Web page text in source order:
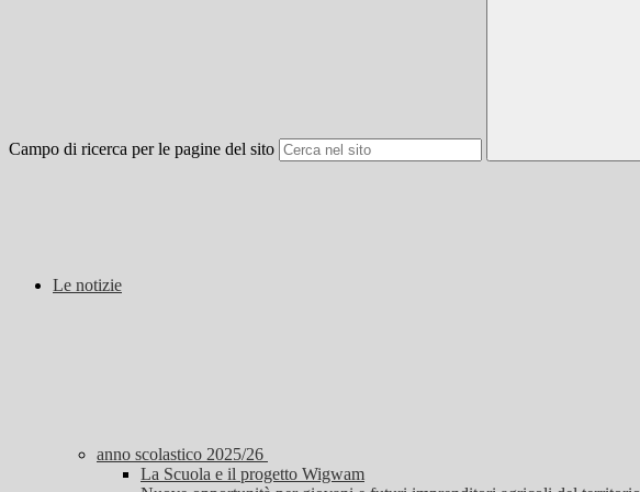
Campo di ricerca per le pagine del sito
Le notizie
anno scolastico 2025/26
La Scuola e il progetto Wigwam